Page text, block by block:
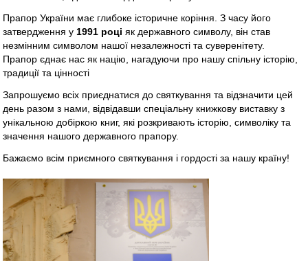
Прапор України має глибоке історичне коріння. З часу його
затвердження у1991 році як державного символу, він став
незмінним символом нашої незалежності та суверенітету.
Прапор єднає нас як націю, нагадуючи про нашу спільну історію,
традиції та цінності
Запрошуємо всіх приєднатися до святкування та відзначити цей
день разом з нами, відвідавши спеціальну книжкову виставку з
унікальною добіркою книг, які розкривають історію, символіку та
значення нашого державного прапору.
Бажаємо всім приємного святкування і гордості за нашу країну!